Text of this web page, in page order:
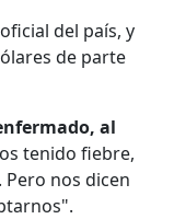
del país, y
de parte
al
tenido fiebre,
nos dicen